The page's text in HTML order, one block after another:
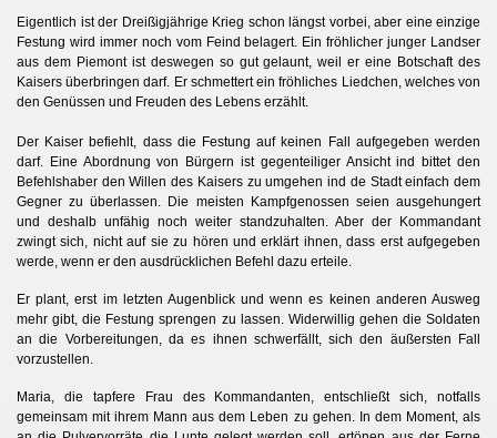
Eigentlich ist der Dreißigjährige Krieg schon längst vorbei, aber eine einzige
Festung wird immer noch vom Feind belagert. Ein fröhlicher junger Landser
aus dem Piemont ist deswegen so gut gelaunt, weil er eine Botschaft des
Kaisers überbringen darf. Er schmettert ein fröhliches Liedchen, welches von
den Genüssen und Freuden des Lebens erzählt.
Der Kaiser befiehlt, dass die Festung auf keinen Fall aufgegeben werden
darf. Eine Abordnung von Bürgern ist gegenteiliger Ansicht ind bittet den
Befehlshaber den Willen des Kaisers zu umgehen ind de Stadt einfach dem
Gegner zu überlassen. Die meisten Kampfgenossen seien ausgehungert
und deshalb unfähig noch weiter standzuhalten. Aber der Kommandant
zwingt sich, nicht auf sie zu hören und erklärt ihnen, dass erst aufgegeben
werde, wenn er den ausdrücklichen Befehl dazu erteile.
Er plant, erst im letzten Augenblick und wenn es keinen anderen Ausweg
mehr gibt, die Festung sprengen zu lassen. Widerwillig gehen die Soldaten
an die Vorbereitungen, da es ihnen schwerfällt, sich den äußersten Fall
vorzustellen.
Maria, die tapfere Frau des Kommandanten, entschließt sich, notfalls
gemeinsam mit ihrem Mann aus dem Leben zu gehen. In dem Moment, als